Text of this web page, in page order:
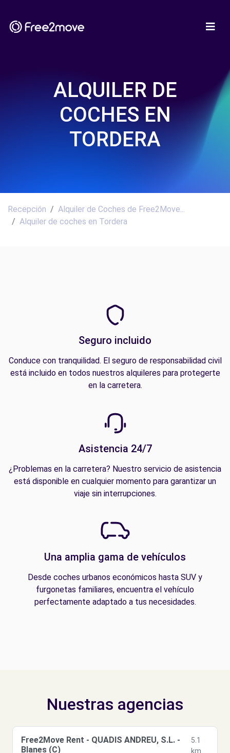
ALQUILER DE
COCHES EN
TORDERA
Recepción
Alquiler de Coches de Free2Move...
Alquiler de coches en Tordera
Seguro incluido
Conduce con tranquilidad. El seguro de responsabilidad civil
está incluido en todos nuestros alquileres para protegerte
en la carretera.
Asistencia 24/7
¿Problemas en la carretera? Nuestro servicio de asistencia
está disponible en cualquier momento para garantizar un
viaje sin interrupciones.
Una amplia gama de vehículos
Desde coches urbanos económicos hasta SUV y
furgonetas familiares, encuentra el vehículo
perfectamente adaptado a tus necesidades.
Nuestras agencias
Free2Move Rent - QUADIS ANDREU, S.L. -
Blanes (C)
5.1
km